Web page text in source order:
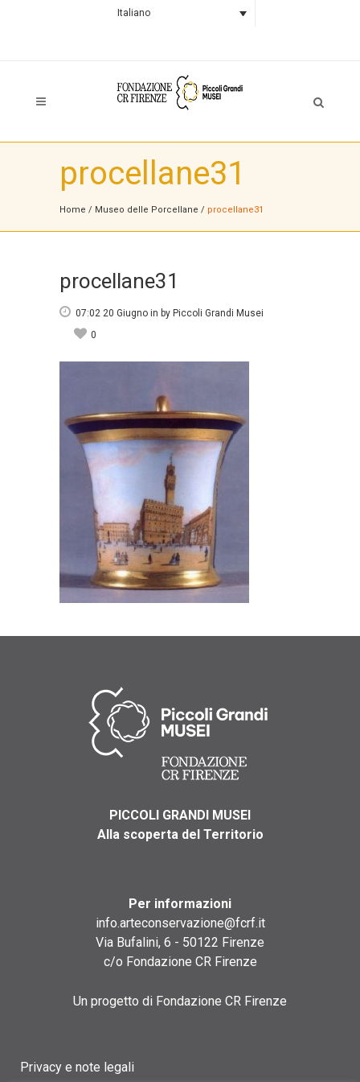
Italiano
procellane31
Home / Museo delle Porcellane / procellane31
procellane31
07:02 20 Giugno in by Piccoli Grandi Musei
0
PICCOLI GRANDI MUSEI
Alla scoperta del Territorio
Per informazioni
info.arteconservazione@fcrf.it
Via Bufalini, 6 - 50122 Firenze
c/o Fondazione CR Firenze
Un progetto di Fondazione CR Firenze
Privacy e note legali